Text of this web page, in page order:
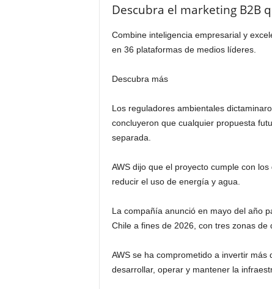
Descubra el marketing B2B
Combine inteligencia empresarial y
en 36 plataformas de medios líderes.
Descubra más
Los reguladores ambientales
concluyeron que cualquier propuesta
separada.
AWS dijo que el proyecto cumple con
reducir el uso de energía y agua.
La compañía anunció en mayo del año
Chile a fines de 2026, con tres zonas de
AWS se ha comprometido a invertir
desarrollar, operar y mantener la